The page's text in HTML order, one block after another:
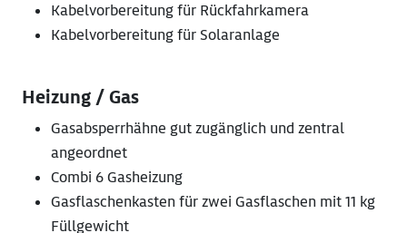
Kabelvorbereitung für Rückfahrkamera
Kabelvorbereitung für Solaranlage
Heizung / Gas
Gasabsperrhähne gut zugänglich und zentral
angeordnet
Combi 6 Gasheizung
Gasflaschenkasten für zwei Gasflaschen mit 11 kg
Füllgewicht